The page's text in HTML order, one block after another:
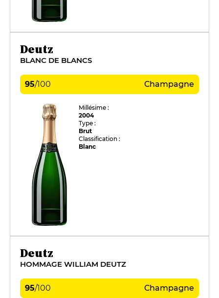
Deutz
BLANC DE BLANCS
95/100 Champagne
Millésime :
2004
Type :
Brut
Classification :
Blanc
Deutz
HOMMAGE WILLIAM DEUTZ
95/100 Champagne